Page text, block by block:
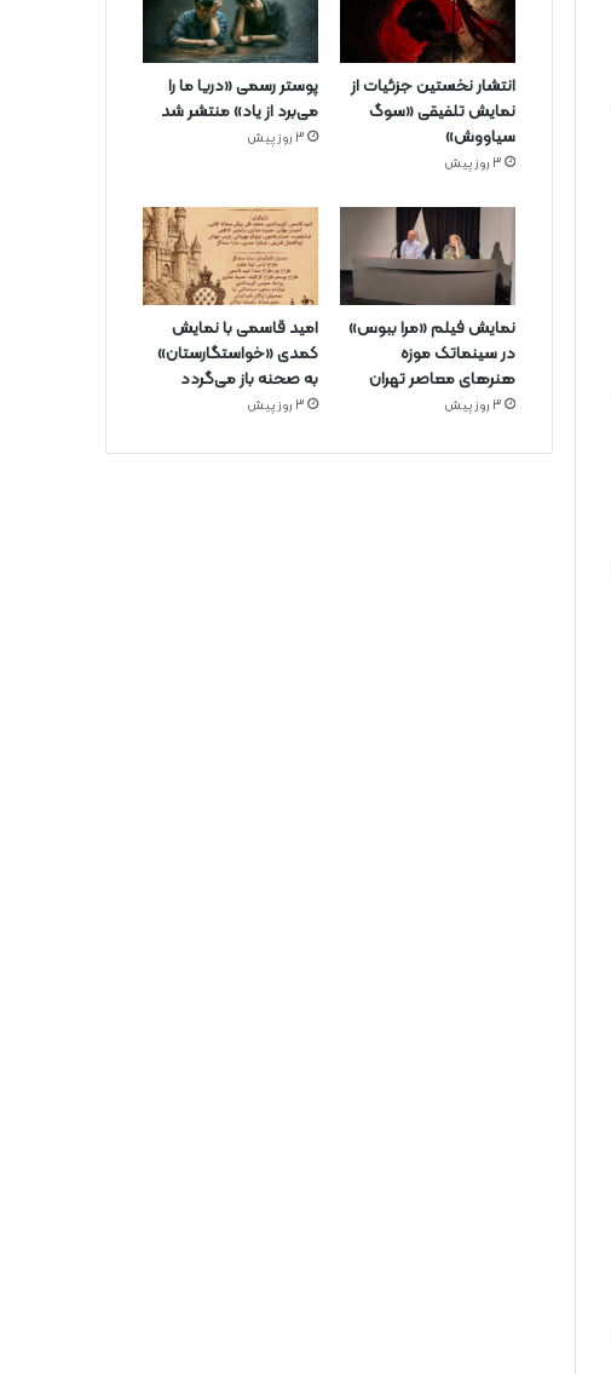
انتشار نخستین جزئیات از
نمایش تلفیقی «سوگ
سیاووش»
3 روز پیش
پوستر رسمی «دریا ما را
می‌برد از یاد» منتشر شد
3 روز پیش
نمایش فیلم «مرا ببوس»
در سینماتک موزه
هنرهای معاصر تهران
3 روز پیش
امید قاسمی با نمایش
کمدی «خواستگارستان»
به صحنه باز می‌گردد
3 روز پیش